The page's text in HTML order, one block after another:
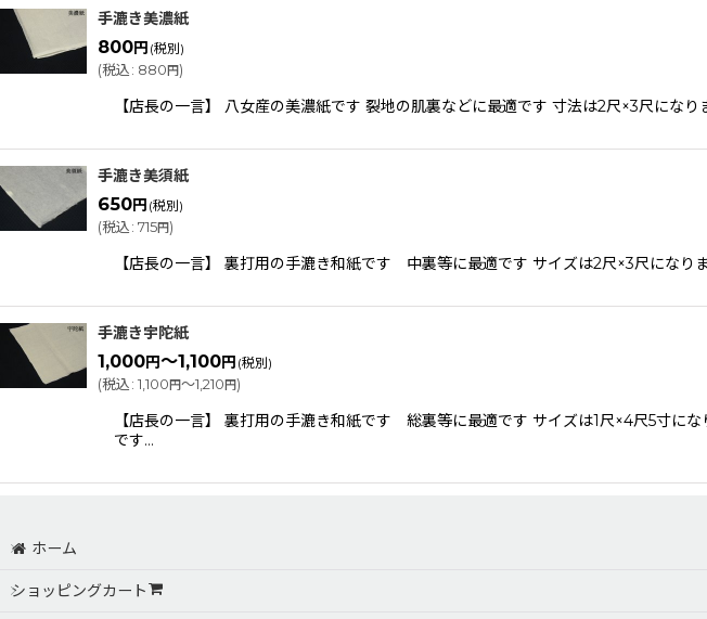
表示数: 手漉き美濃紙
800円 (税別)
(税込: 880 円)
【店長の一言】 八女産の美濃紙です 裂地の肌裏などに最適です 寸法は2尺×3尺になり
手漉き美須紙
650円 (税別)
(税込: 715円)
【店長の一言】 裏打用の手漉き和紙です 中裏等に最適です サイズは2尺×3尺になり
手漉き宇陀紙
1,000円～1,100円 (税別)
(税込: 1,100 円～1,210 円)
【店長の一言】 裏打用の手漉き和紙です 総裏等に最適です サイズは1尺×4尺5寸に
です…
ホーム
ショッピングカート